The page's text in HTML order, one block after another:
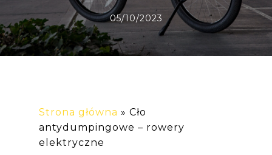
05/10/2023
Strona główna » Cło
antydumpingowe – rowery
elektryczne